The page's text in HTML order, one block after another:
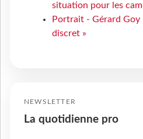
situation pour les
Portrait - Gérard Goy
discret »
NEWSLETTER
La quotidienne pro